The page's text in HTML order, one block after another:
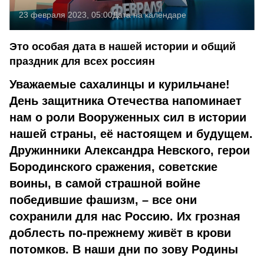
23 февраля 2023, 05:00Дата на календаре
Это особая дата в нашей истории и общий
праздник для всех россиян
Уважаемые сахалинцы и курильчане!
День защитника Отечества напоминает
нам о роли Вооруженных сил в истории
нашей страны, её настоящем и будущем.
Дружинники Александра Невского, герои
Бородинского сражения, советские
воины, в самой страшной войне
победившие фашизм, – все они
сохранили для нас Россию. Их грозная
доблесть по-прежнему живёт в крови
потомков. В наши дни по зову Родины